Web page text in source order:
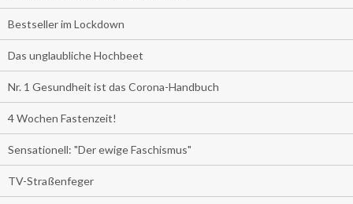
Bestseller im Lockdown
Das unglaubliche Hochbeet
Nr. 1 Gesundheit ist das Corona-Handbuch
4 Wochen Fastenzeit!
Sensationell: "Der ewige Faschismus"
TV-Straßenfeger